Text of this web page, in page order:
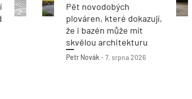
Pět novodobých
plováren, které dokazují,
že i bazén může mít
skvělou architekturu
Petr Novák-7. srpna 2026